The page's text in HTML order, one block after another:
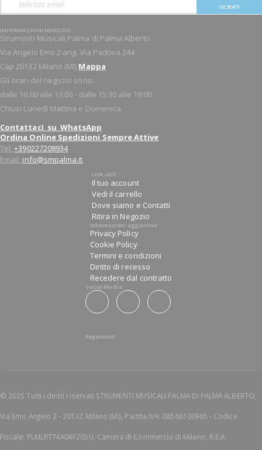
ISCRIVITI
INFORMAZIONI NEGOZIO
Strumenti Musicali Palma di Palma Alberto
Via Angelo Emo 2 ang. Via Padova 244
Cap 20132 Milano (MI) Mappa
Gli orari del negozio sono:
dalle 10:00 alle 13:00 - dalle 15:30 alle 19:00
Chiusi Lunedì Mattina e Domenica
Contattaci su WhatsApp
Ordina Online Spedizioni Sempre Attive
Tel:+390227208934
Email: info@smpalma.it
Link utili
Il tuo account
Vedi il carrello
Dove siamo e Contatti
Ritira in Negozio
Informazioni aggiuntive
Privacy Policy
Cookie Policy
Termini e condizioni
Diritto di recesso
Recedere dal contratto
Social Media
Pagamenti
© 2025 Tutti i diritti riservati STRUMENTI MUSICALI PALMA DI PALMA ALBERTO,
Via Emo Angelo 2 - 20132 Milano (MI), Partita IVA: 08566100965 - Codice
Fiscale: PLMLRT74A04F205U, Camera di Commercio di Milano, R.E.A.: